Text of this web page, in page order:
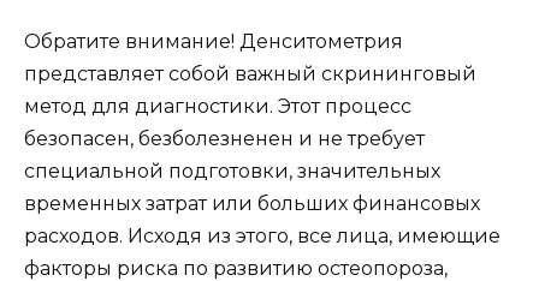
Обратите внимание! Денситометрия
представляет собой важный скрининговый
метод для диагностики. Этот процесс
безопасен, безболезненен и не требует
специальной подготовки, значительных
временных затрат или больших финансовых
расходов. Исходя из этого, все лица, имеющие
факторы риска по развитию остеопороза,